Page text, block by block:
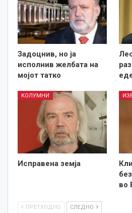
Задоцнив, но ја
исполнив желбата на
мојот татко
КОЛУМНИ
Исправена земја
во
ПРЕТХОДНО СЛЕДНО